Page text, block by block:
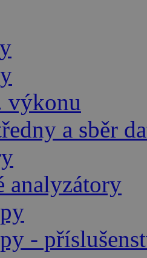
výkonu
a sběr
analyzátory
-